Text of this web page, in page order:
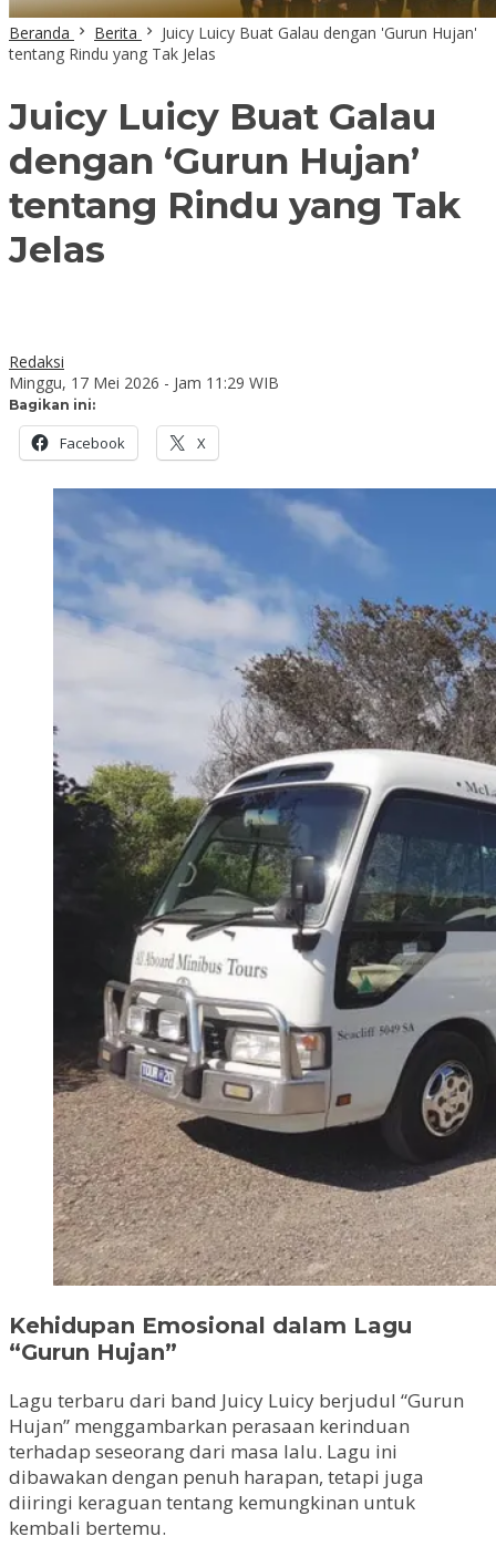
Beranda Berita
Juicy Luicy Buat Galau dengan 'Gurun Hujan'
tentang Rindu yang Tak Jelas
Juicy Luicy Buat Galau
dengan ‘Gurun Hujan’
tentang Rindu yang Tak
Jelas
Redaksi
Minggu, 17 Mei 2026 - Jam 11:29 WIB
Bagikan ini:
Facebook X
Kehidupan Emosional dalam Lagu
“Gurun Hujan”
Lagu terbaru dari band Juicy Luicy berjudul “Gurun
Hujan” menggambarkan perasaan kerinduan
terhadap seseorang dari masa lalu. Lagu ini
dibawakan dengan penuh harapan, tetapi juga
diiringi keraguan tentang kemungkinan untuk
kembali bertemu.